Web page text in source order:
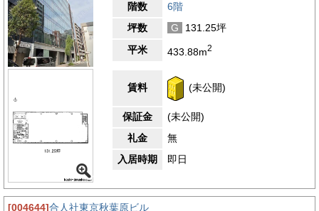
階数
6階
坪数
G
131.25坪
平米
433.88m2
賃料 (未公開)
保証金
(未公開)
礼金
無
入居時期
即日
[004644]合人社東京秋葉原ビル